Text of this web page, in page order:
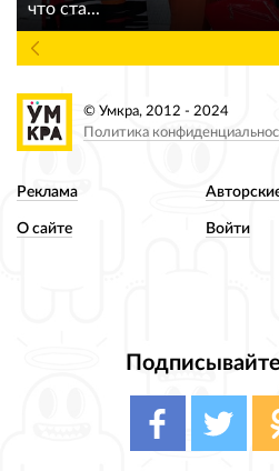
что ста...
Реклама
О сайте Войти
© Умкра, 2012 - 2024
Политика